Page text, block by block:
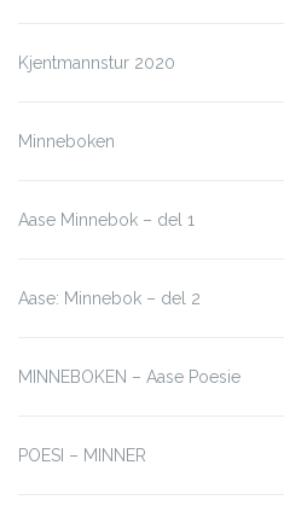
Kjentmannstur 2020
Minneboken
Aase Minnebok – del 1
Aase: Minnebok – del 2
MINNEBOKEN – Aase Poesie
POESI – MINNER